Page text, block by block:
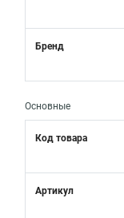
Бренд
Основные
Код товара
Артикул